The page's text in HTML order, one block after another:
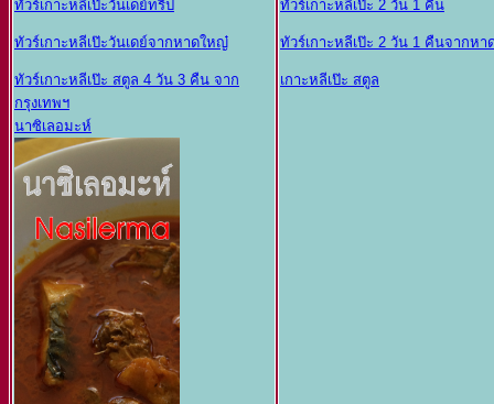
ทัวร์เกาะหลีเป๊ะวันเดย์ทริป
ทัวร์เกาะหลีเป๊ะวันเดย์จากหาดใหญ๋
ทัวร์เกาะหลีเป๊ะ สตูล 4 วัน 3 คืน จาก
กรุงเทพฯ
นาซิเลอมะห์
ทัวร์เกาะหลีเป๊ะ 2 วัน 1 คืน
ทัวร์เกาะหลีเป๊ะ 2 วัน 1 คืนจากห
เกาะหลีเป๊ะ สตูล